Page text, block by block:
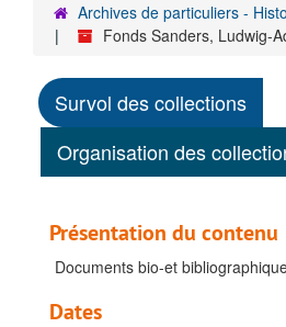
Archives de particuliers -
Fonds Sanders, Ludwig-
Survol des collections
Organisation des
Présentation du contenu
Documents bio-et
Dates